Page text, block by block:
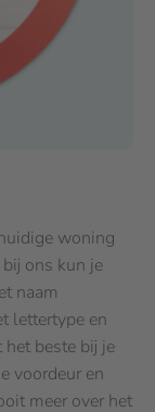
woning
ons kun je
naam
lettertype en
beste bij je
voordeur en
meer over het